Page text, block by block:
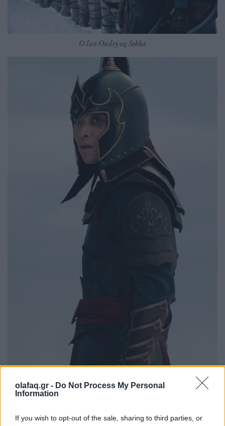
olafaq.gr - Do Not Process My Personal
Information
If you wish to opt-out of the sale, sharing to third parties, or
Ο Ian Ousley ως Sokka
Ο Dallas Lie ως Prince Zuko
Πριν από λίγο, όμως, το Netflix έδωσε στη